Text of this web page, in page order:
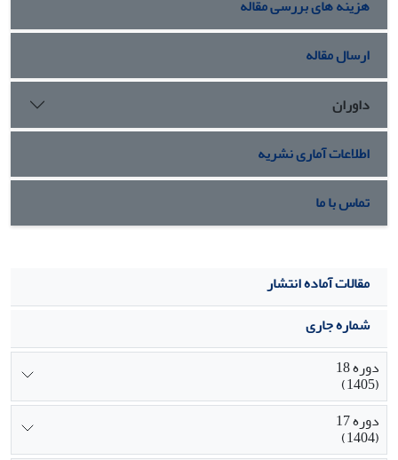
هزینه های بررسی مقاله
ارسال مقاله
داوران
اطلاعات آماری نشریه
تماس با ما
مقالات آماده انتشار
شماره جاری
دوره 18
(1405)
دوره 17
(1404)